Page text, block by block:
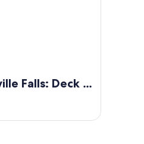
Falls: Deck &